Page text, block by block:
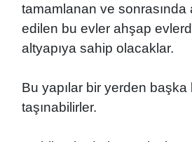
tamamlanan ve sonrasında
edilen bu evler ahşap
altyapıya sahip olacaklar.
Bu yapılar bir yerden başka
taşınabilirler.